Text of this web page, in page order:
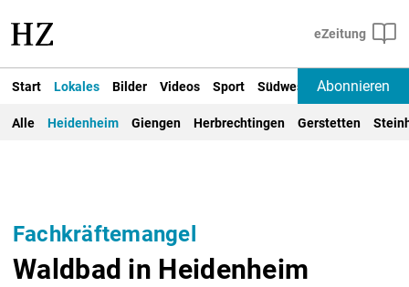
Start Lokales Bilder Videos Sport Südwest Deutschland
Abonnieren
Alle Heidenheim Giengen Herbrechtingen Gerstetten
Fachkräftemangel
Waldbad in Heidenheim